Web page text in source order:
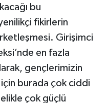
bu
fikirlerin
Girişimci
en fazla
gençlerimizin
burada çok ciddi
çok güçlü